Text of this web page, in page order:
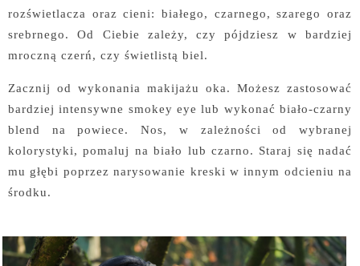
rozświetlacza oraz cieni: białego, czarnego, szarego oraz
srebrnego. Od Ciebie zależy, czy pójdziesz w bardziej
mroczną czerń, czy świetlistą biel.
Zacznij od wykonania makijażu oka. Możesz zastosować
bardziej intensywne smokey eye lub wykonać biało-czarny
blend na powiece. Nos, w zależności od wybranej
kolorystyki, pomaluj na biało lub czarno. Staraj się nadać
mu głębi poprzez narysowanie kreski w innym odcieniu na
środku.